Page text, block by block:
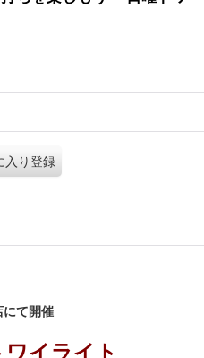
入り登録
て開催
ワイライト